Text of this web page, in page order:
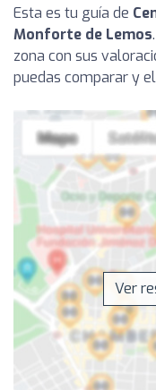
Esta es tu guía de
Monforte de Lemos
zona con sus
puedas comparar y
Ver